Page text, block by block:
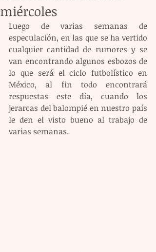
miércoles
Luego de varias semanas de
especulación, en las que se ha vertido
cualquier cantidad de rumores y se
van encontrando algunos esbozos de
lo que será el ciclo futbolístico en
México, al fin todo encontrará
respuestas este día, cuando los
jerarcas del balompié en nuestro país
le den el visto bueno al trabajo de
varias semanas.